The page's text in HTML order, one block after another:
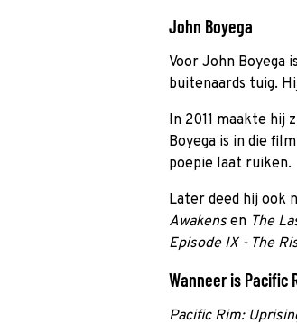
John Boyega
Voor John
buitenaards tuig.
In 2011 maakte hij
Boyega is in die
poepie laat ruiken.
Later deed hij ook
Awakens en The
Episode IX - The
Wanneer is Pacific
Pacific Rim: